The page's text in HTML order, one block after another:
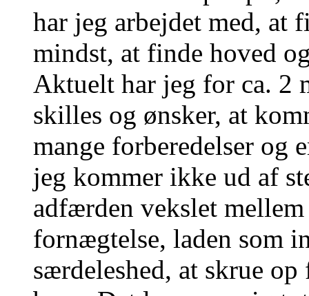
har jeg arbejdet med, at
mindst, at finde hoved
Aktuelt har jeg for ca. 2
skilles og ønsker, at
mange forberedelser
jeg kommer ikke ud af
adfærden vekslet
fornægtelse, laden som
særdeleshed, at skrue